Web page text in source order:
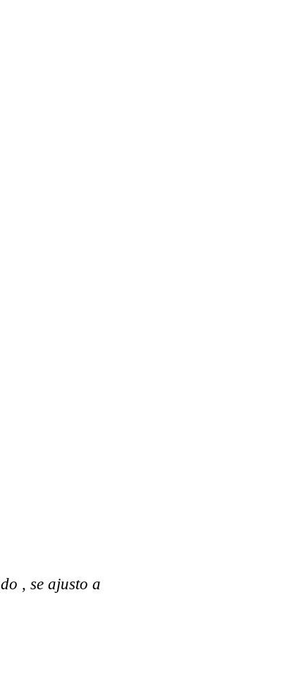
, se ajusto a